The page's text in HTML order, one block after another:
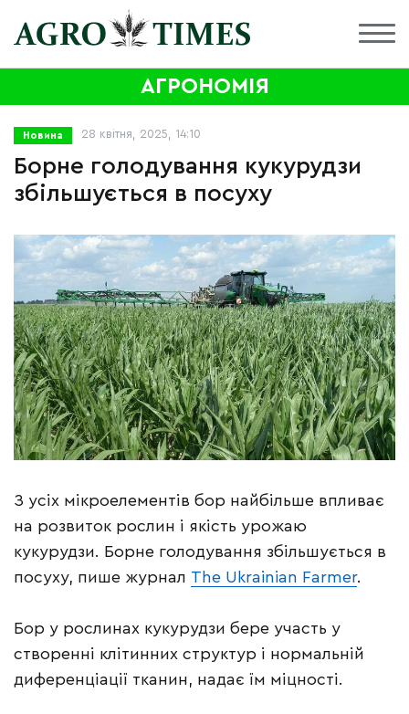
АГРОНОМІЯ
Новина 28 квітня, 2025, 14:10
Борне голодування кукурудзи
збільшується в посуху
З усіх мікроелементів бор найбільше впливає
на розвиток рослин і якість урожаю
кукурудзи. Борне голодування збільшується в
посуху, пише журнал The Ukrainian Farmer.
Бор у рослинах кукурудзи бере участь у
створенні клітинних структур і нормальній
диференціації тканин, надає їм міцності.